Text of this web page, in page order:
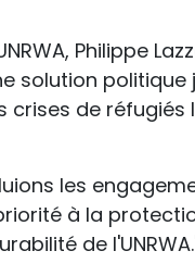
Philippe
solution
crises de
les
à la
de